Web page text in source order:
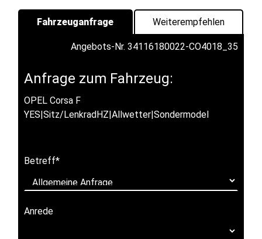
Fahrzeuganfrage Weiterempfehlen
Angebots-Nr. 34116180022-CO4018_35
Anfrage zum Fahrzeug:
OPEL Corsa F
YES|Sitz/LenkradHZ|Allwetter|Sondermodel
Betreff*
Anrede